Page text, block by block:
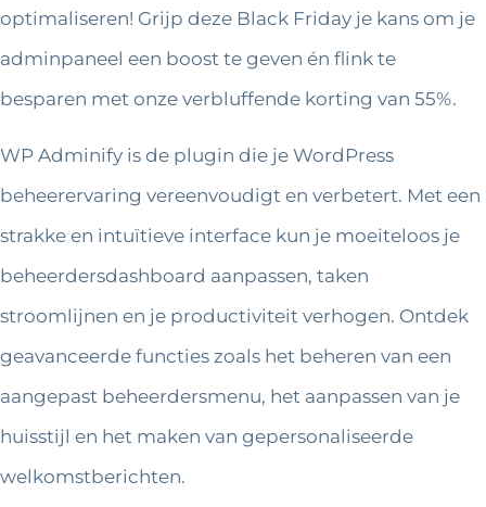
optimaliseren! Grijp deze Black Friday je kans om je
adminpaneel een boost te geven én flink te
besparen met onze verbluffende korting van 55%.
WP Adminify is de plugin die je WordPress
beheerervaring vereenvoudigt en verbetert. Met een
strakke en intuïtieve interface kun je moeiteloos je
beheerdersdashboard aanpassen, taken
stroomlijnen en je productiviteit verhogen. Ontdek
geavanceerde functies zoals het beheren van een
aangepast beheerdersmenu, het aanpassen van je
huisstijl en het maken van gepersonaliseerde
welkomstberichten.